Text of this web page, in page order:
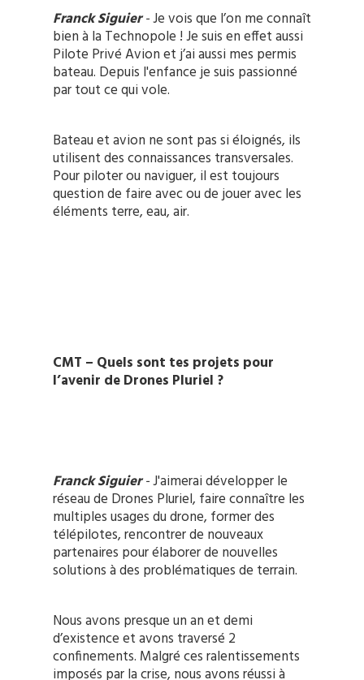
Franck Siguier-Je vois que l’on me connaît
bien à la Technopole ! Je suis en effet aussi
Pilote Privé Avion et j’ai aussi mes permis
bateau. Depuis l'enfance je suis passionné
par tout ce qui vole.
Bateau et avion ne sont pas si éloignés, ils
utilisent des connaissances transversales.
Pour piloter ou naviguer, il est toujours
question de faire avec ou de jouer avec les
éléments terre, eau, air.
CMT – Quels sont tes projets pour
l’avenir de Drones Pluriel ?
Franck Siguier-J'aimerai développer le
réseau de Drones Pluriel, faire connaître les
multiples usages du drone, former des
télépilotes, rencontrer de nouveaux
partenaires pour élaborer de nouvelles
solutions à des problématiques de terrain.
Nous avons presque un an et demi
d’existence et avons traversé 2
confinements. Malgré ces ralentissements
imposés par la crise, nous avons réussi à